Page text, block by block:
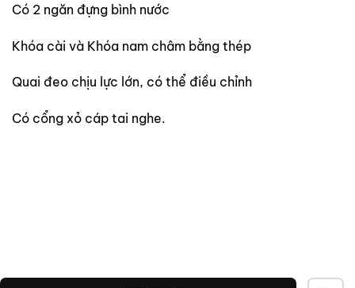
Có 2 ngăn đựng bình nước
Khóa cài và Khóa nam châm bằng thép
Quai đeo chịu lực lớn, có thể điều chỉnh
Có cổng xỏ cáp tai nghe.